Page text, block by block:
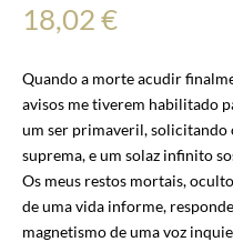
18,02€
Quando a morte acudir
avisos me tiverem habilitado
um ser primaveril, solicitando
suprema, e um solaz infinito
Os meus restos mortais,
de uma vida informe,
magnetismo de uma voz